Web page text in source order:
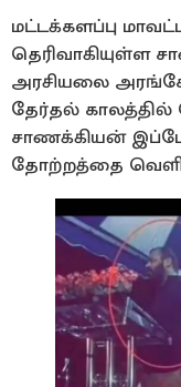
மட்டக்களப்பு
தெரிவாகியுள்ள
அரசியலை
தேர்தல் காலத்தில்
சாணக்கியன்
தோற்றத்தை